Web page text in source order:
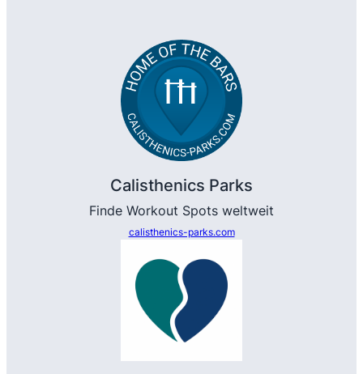
Calisthenics Parks
Finde Workout Spots weltweit
calisthenics-parks.com